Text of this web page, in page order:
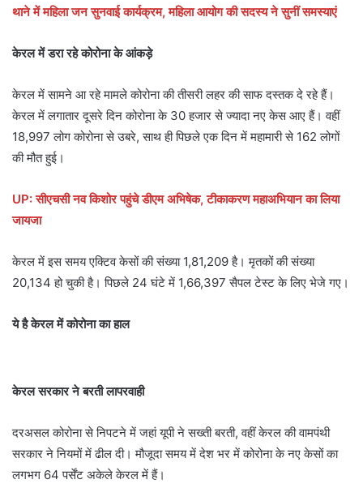
थाने में महिला जन सुनवाई कार्यक्रम, महिला आयोग की सदस्य ने सुनीं समस्याएं
केरल में डरा रहे कोरोना के आंकड़े
केरल में सामने आ रहे मामले कोरोना की तीसरी लहर की साफ दस्‍तक दे रहे हैं।
केरल में लगातार दूसरे दिन कोरोना के 30 हजार से ज्‍यादा नए केस आए हैं। वहीं
18,997 लोग कोरोना से उबरे, साथ ही पिछले एक दिन में महामारी से 162 लोगों
की मौत हुई।
UP: सीएचसी नव किशोर पहुंचे डीएम अभिषेक, टीकाकरण महाअभियान का लिया
जायजा
केरल में इस समय एक्टिव केसों की संख्‍या 1,81,209 है। मृतकों की संख्‍या
20,134 हो चुकी है। पिछले 24 घंटे में 1,66,397 सैपल टेस्‍ट के लिए भेजे गए।
ये है केरल में कोरोना का हाल
केरल सरकार ने बरती लापरवाही
दरअसल कोरोना से न‍िपटने में जहां यूपी ने सख्‍ती बरती, वहीं केरल की वामपंथी
सरकार ने न‍ियमों में ढील दी। मौजूदा समय में देश भर में कोरोना के नए केसों का
लगभग 64 पर्सेंट अकेले केरल में हैं।